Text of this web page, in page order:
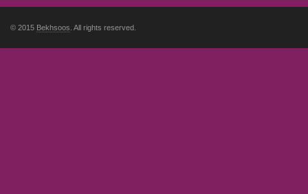
© 2015 Bekhsoos . All rights reserved.